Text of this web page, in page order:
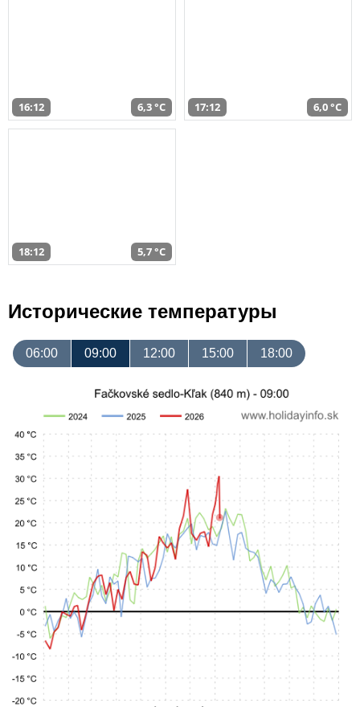
16:12 6,3 °C 17:12 6,0 °C
18:12 5,7 °C
Исторические температуры
06:00 09:00 12:00 15:00 18:00